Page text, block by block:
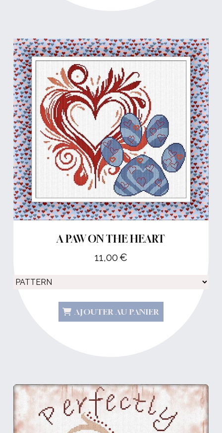
A PAW ON THE HEART
11,00€
AJOUTER AU PANIER